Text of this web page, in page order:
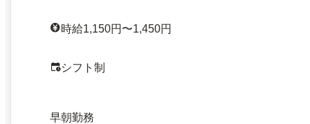
時給1,150円〜1,450円
シフト制
早朝勤務